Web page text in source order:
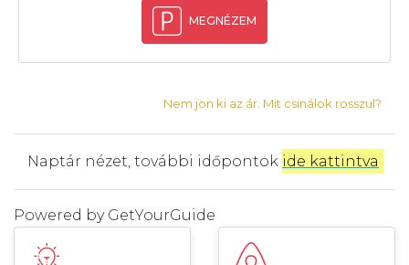
MEGNÉZEM
Nem jön ki az ár. Mit csinálok rosszul?
Naptár nézet, további időpontok ide kattintva
Powered by GetYourGuide